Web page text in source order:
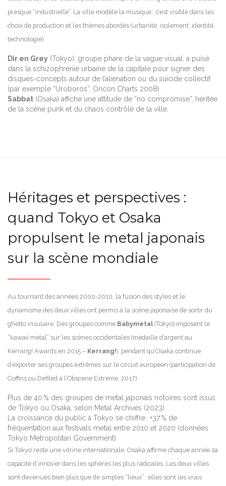
presque “industrielle”. La ville modèle la musique : c’est visible dans les
choix de production et les thèmes abordés (urbanité, isolement, identité,
technologie).
Dir en Grey (Tokyo), groupe phare de la vague visual, a puisé
dans la schizophrénie urbaine de la capitale pour signer des
disques-concepts autour de l’aliénation ou du suicide collectif
(par exemple “Uroboros”, Oricon Charts 2008).
Sabbat (Osaka) affiche une attitude de “no compromise”, héritée
de la scène punk et du chaos contrôlé de la ville.
Héritages et perspectives :
quand Tokyo et Osaka
propulsent le metal japonais
sur la scène mondiale
Au tournant des années 2000-2010, la fusion des styles et le
dynamisme des deux villes ont permis à la scène japonaise de sortir du
ghetto insulaire. Des groupes comme Babymetal (Tokyo) imposent le
“kawaii metal” sur les scènes occidentales (médaille d’argent au
Kerrang! Awards en 2015 – Kerrang!), pendant qu’Osaka continue
d’exporter ses groupes extrêmes sur le circuit européen (participation de
Coffins ou Defiled à l’Obscene Extreme, 2017).
Plus de 40 % des groupes de metal japonais notoires sont issus
de Tokyo ou Osaka, selon Metal Archives (2023).
La croissance du public à Tokyo se chiffre : +37 % de
fréquentation aux festivals metal entre 2010 et 2020 (données
Tokyo Metropolitan Government).
Si Tokyo reste une vitrine internationale, Osaka affirme chaque année sa
capacité d’innover dans les sphères les plus radicales. Les deux villes
sont devenues bien plus que de simples “lieux” : elles sont les vrais